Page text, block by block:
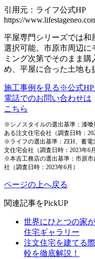
引用元：ライフ公式HP
https://
平屋専門シリーズでは和
選択可能。市原市周辺に
ミング次第でそのまま
め、平屋に合った土地も
施工事例を見る ※公式HP
電話でのお問い合わせは
こちら
※シノスタイルの選出基準：漆
ある注文住宅会社（調査日時：
※ライフの選出基準：ZEH、蓄
文住宅会社（調査日時：2023年6月
※本吉工務店の選出基準：市原
社（調査日時：2023年6月）
ページの上へ戻る
関連記事をPickUP
世界にひとつの家
住宅ギャラリー
注文住宅を建てる
較を徹底解説！